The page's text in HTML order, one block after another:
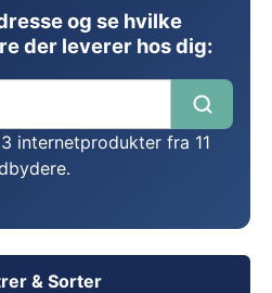
og se hvilke
der leverer hos dig:
internetprodukter fra 11
& Sorter